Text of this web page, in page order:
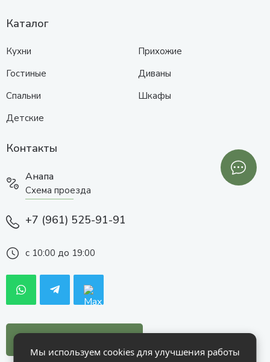
Каталог
Кухни
Гостиные
Спальни
Детские
Прихожие
Диваны
Шкафы
Контакты
Анапа
Схема проезда
+7 (961) 525-91-91
с 10:00 до 19:00
Мы используем cookies для улучшения работы